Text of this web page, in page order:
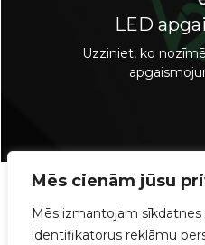
Mēs cienām jūsu
Mēs izmantojam
identifikatorus reklāmu
LED
Uzziniet, ko
Vispārējās